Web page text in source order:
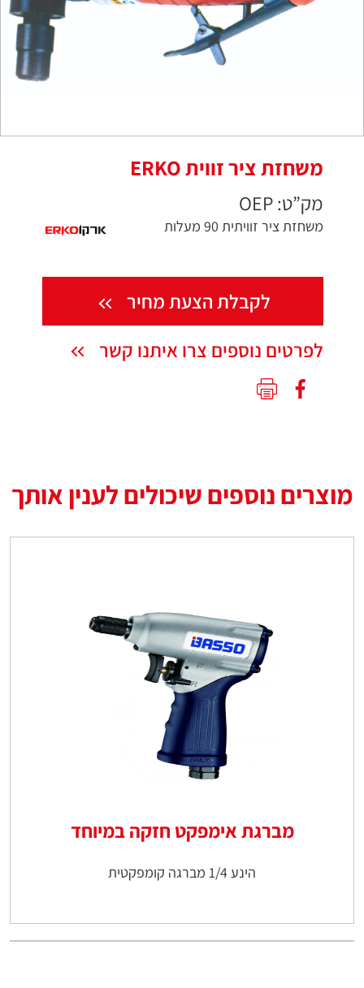
משחזת ציר זווית ERKO
מק”ט: OEP
משחזת ציר זוויתית 90 מעלות
לקבלת הצעת מחיר
לפרטים נוספים צרו איתנו קשר
מוצרים נוספים שיכולים לענין אותך
מברגת אימפקט חזקה במיוחד
הינע 1/4 מברגה קומפקטית